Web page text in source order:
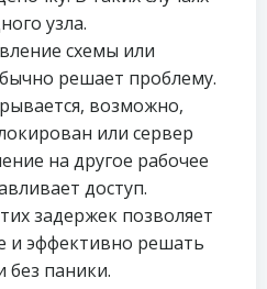
узла.
схемы или
решает проблему.
возможно,
или сервер
на другое рабочее
доступ.
задержек позволяет
и эффективно решать
без паники.